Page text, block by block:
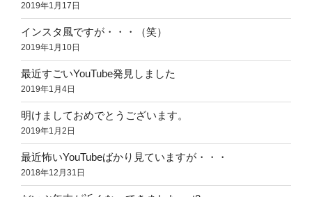
2019年1月17日
インスタ風ですが・・・（笑）
2019年1月10日
最近すごいYouTube発見しました
2019年1月4日
明けましておめでとうございます。
2019年1月2日
最近怖いYouTubeばかり見ていますが・・・
2018年12月31日